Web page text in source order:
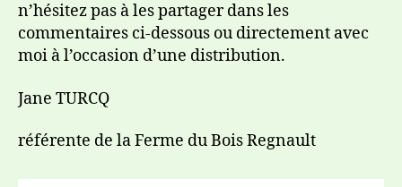
n’hésitez pas à les partager dans les
commentaires ci-dessous ou directement avec
moi à l’occasion d’une distribution.
Jane TURCQ
référente de la Ferme du Bois Regnault